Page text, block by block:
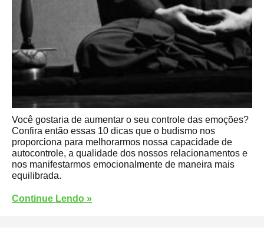
Você gostaria de aumentar o seu controle das emoções?
Confira então essas 10 dicas que o budismo nos
proporciona para melhorarmos nossa capacidade de
autocontrole, a qualidade dos nossos relacionamentos e
nos manifestarmos emocionalmente de maneira mais
equilibrada.
Continue Lendo »